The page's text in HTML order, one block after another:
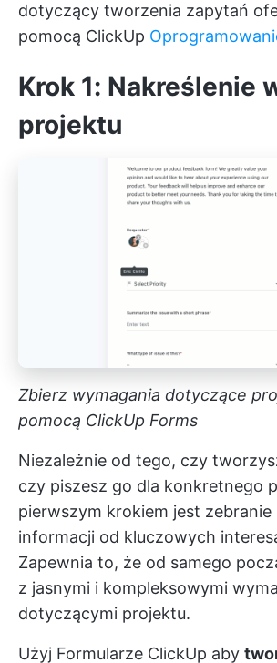
dotyczący tworzenia zapytań
pomocą ClickUp
Krok 1: Nakreślenie
projektu
Zbierz wymagania dotyczące
pomocą ClickUp Forms
Niezależnie od tego, czy
czy piszesz go dla konkretnego
pierwszym krokiem jest
informacji od kluczowych
Zapewnia to, że od samego
z jasnymi i kompleksowymi
dotyczącymi projektu.
Użyj Formularze ClickUp aby